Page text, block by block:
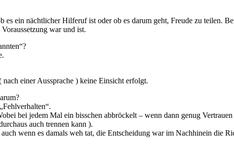
es ein nächtlicher Hilferuf ist oder ob es darum geht, Freude zu teilen.
war und ist.
einer Aussprache ) keine Einsicht erfolgt.
bei jedem Mal ein bisschen abbröckelt – wenn dann genug
auch trennen kann ).
wenn es damals weh tat, die Entscheidung war im Nachhinein die